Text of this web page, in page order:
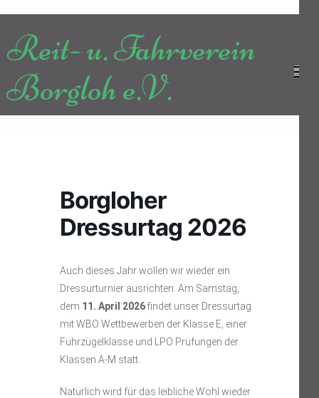
springen
drücken)
Reit- u. Fahrverein
Borgloh e.V.
Borgloher
Dressurtag 2026
Auch dieses Jahr wollen wir wieder ein
Dressurturnier ausrichten. Am Samstag,
dem 11. April 2026findet unser Dressurtag
mit WBO Wettbewerben der Klasse E, einer
Führzügelklasse und LPO Prüfungen der
Klassen A-M statt.
Natürlich wird für das leibliche Wohl wieder